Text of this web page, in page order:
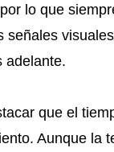
lo que
señales
adelante.
que el
Aunque la